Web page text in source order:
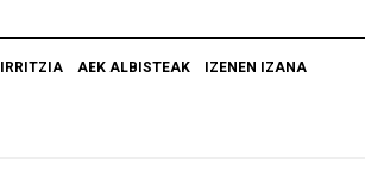
IRRITZIA AEK ALBISTEAK IZENEN IZANA